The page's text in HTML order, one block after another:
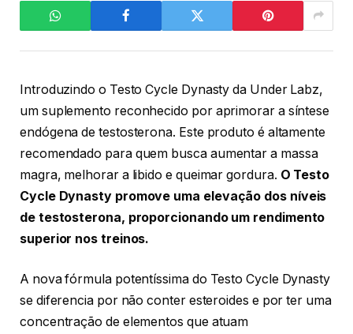
Introduzindo o Testo Cycle Dynasty da Under Labz,
um suplemento reconhecido por aprimorar a síntese
endógena de testosterona. Este produto é altamente
recomendado para quem busca aumentar a massa
magra, melhorar a libido e queimar gordura. O Testo
Cycle Dynasty promove uma elevação dos níveis
de testosterona, proporcionando um rendimento
superior nos treinos.
A nova fórmula potentíssima do Testo Cycle Dynasty
se diferencia por não conter esteroides e por ter uma
concentração de elementos que atuam